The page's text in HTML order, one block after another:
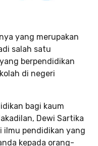
yang merupakan
salah satu
berpendidikan
di negeri
bagi kaum
Dewi Sartika
ilmu pendidikan yang
kepada orang-